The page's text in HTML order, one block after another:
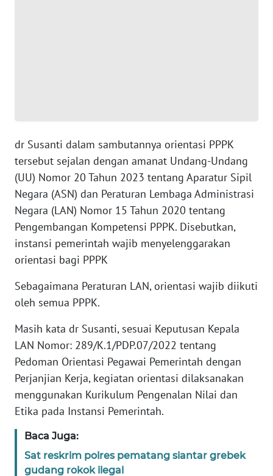
dr Susanti dalam sambutannya orientasi PPPK
tersebut sejalan dengan amanat Undang-Undang
(UU) Nomor 20 Tahun 2023 tentang Aparatur Sipil
Negara (ASN) dan Peraturan Lembaga Administrasi
Negara (LAN) Nomor 15 Tahun 2020 tentang
Pengembangan Kompetensi PPPK. Disebutkan,
instansi pemerintah wajib menyelenggarakan
orientasi bagi PPPK
Sebagaimana Peraturan LAN, orientasi wajib diikuti
oleh semua PPPK.
Masih kata dr Susanti, sesuai Keputusan Kepala
LAN Nomor: 289/K.1/PDP.07/2022 tentang
Pedoman Orientasi Pegawai Pemerintah dengan
Perjanjian Kerja, kegiatan orientasi dilaksanakan
menggunakan Kurikulum Pengenalan Nilai dan
Etika pada Instansi Pemerintah.
Baca Juga:
Sat reskrim polres pematang siantar grebek
gudang rokok ilegal
RIAU
WN
SERAMBI
WN
JAMBI
SULTRA
NTB
WN
SULTENG
WN
SULBAR
WN
BABEL